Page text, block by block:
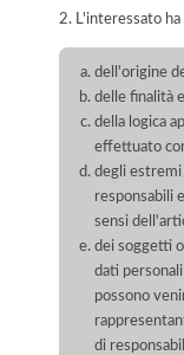
2. L'interessato
dell'origine
delle finalità
della logica
effettuato
degli
responsabili
sensi
dei soggetti
dati
possono
di